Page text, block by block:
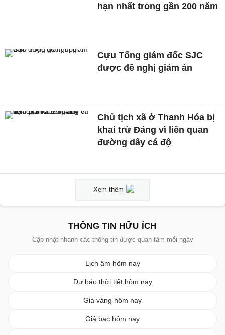
hạn nhất trong gần 200 năm
Cựu Tổng giám đốc SJC
được đề nghị giảm án
Chủ tịch xã ở Thanh Hóa bị
khai trừ Đảng vì liên quan
đường dây cá độ
Xem thêm
THÔNG TIN HỮU ÍCH
Cập nhật nhanh các thông tin được quan tâm mỗi ngày
Lịch âm hôm nay
Dự báo thời tiết hôm nay
Giá vàng hôm nay
Giá bạc hôm nay